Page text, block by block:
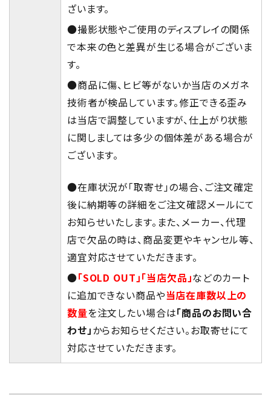
ざいます。
●撮影状態やご使用のディスプレイの関係
で本来の色と差異が生じる場合がございま
す。
●商品に傷、ヒビ等がないか当店のメガネ
技術者が検品しています。修正できる歪み
は当店で調整していますが、仕上がり状態
に関しましては多少の個体差がある場合が
ございます。
●在庫状況が「取寄せ」の場合、ご注文確定
後に納期等の詳細をご注文確認メールにて
お知らせいたします。また、メーカー、代理
店で欠品の時は、商品変更やキャンセル等、
適宜対応させていただきます。
●「SOLD OUT」「当店欠品」などのカート
に追加できない商品や当店在庫数以上の
数量を注文したい場合は「商品のお問い合
わせ」からお知らせください。お取寄せにて
対応させていただきます。